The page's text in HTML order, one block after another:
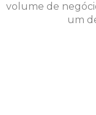
volume de
um